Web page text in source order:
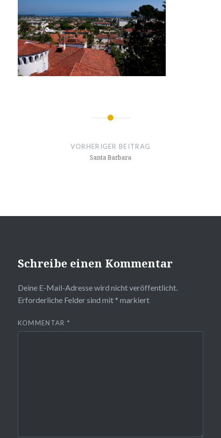
Beitragsnavigation
VORHERIGER BEITRAG
Santa Barbara
Schreibe einen Kommentar
Deine E-Mail-Adresse wird nicht veröffentlicht.
Erforderliche Felder sind mit * markiert
KOMMENTAR *